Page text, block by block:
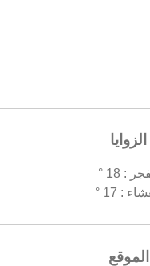
الزوايا
: 18 °
: 17 °
الموقع